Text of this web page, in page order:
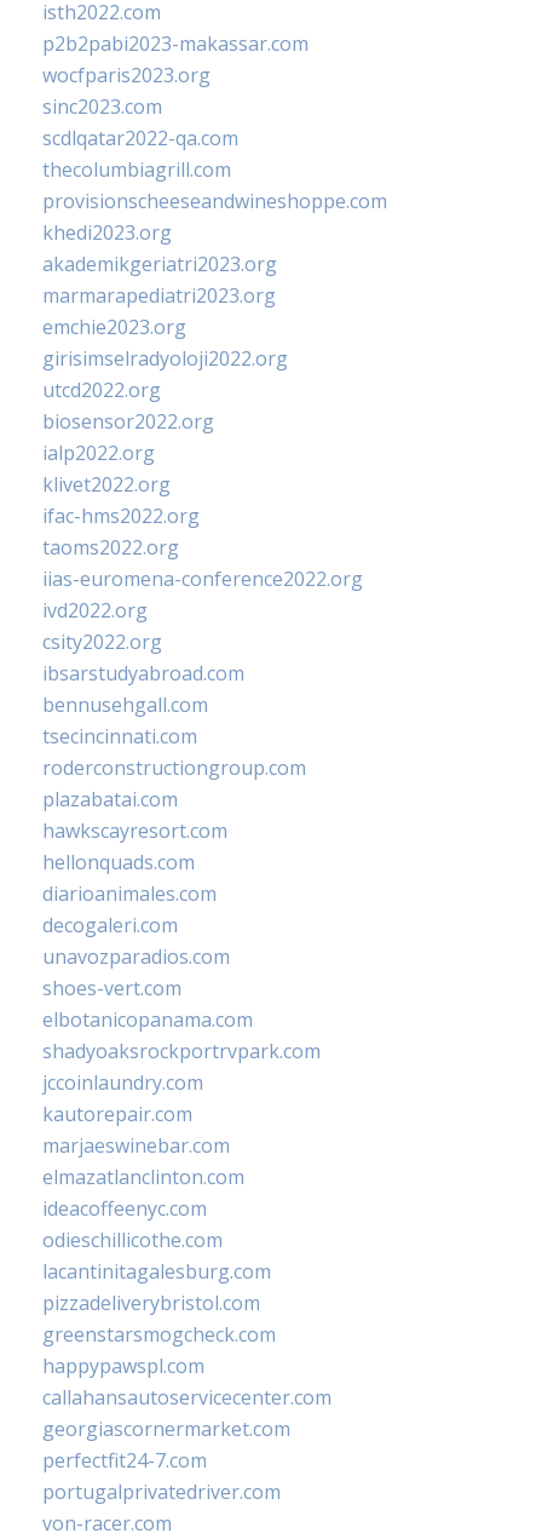
isth2022.com
p2b2pabi2023-makassar.com
wocfparis2023.org
sinc2023.com
scdlqatar2022-qa.com
thecolumbiagrill.com
provisionscheeseandwineshoppe.com
khedi2023.org
akademikgeriatri2023.org
marmarapediatri2023.org
emchie2023.org
girisimselradyoloji2022.org
utcd2022.org
biosensor2022.org
ialp2022.org
klivet2022.org
ifac-hms2022.org
taoms2022.org
iias-euromena-conference2022.org
ivd2022.org
csity2022.org
ibsarstudyabroad.com
bennusehgall.com
tsecincinnati.com
roderconstructiongroup.com
plazabatai.com
hawkscayresort.com
hellonquads.com
diarioanimales.com
decogaleri.com
unavozparadios.com
shoes-vert.com
elbotanicopanama.com
shadyoaksrockportrvpark.com
jccoinlaundry.com
kautorepair.com
marjaeswinebar.com
elmazatlanclinton.com
ideacoffeenyc.com
odieschillicothe.com
lacantinitagalesburg.com
pizzadeliverybristol.com
greenstarsmogcheck.com
happypawspl.com
callahansautoservicecenter.com
georgiascornermarket.com
perfectfit24-7.com
portugalprivatedriver.com
von-racer.com